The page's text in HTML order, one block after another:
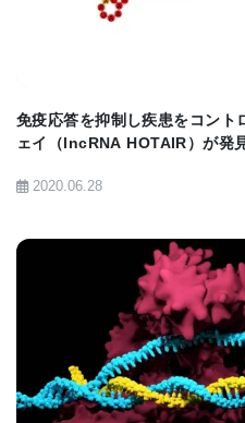
で、ナノ粒子または放射
ことが実証された。
腫瘍が消失したマウスに
を発症しないことが確認
がワクチンのように免疫
再導入された細胞を認識
したことを示唆している
ができたが、少なくとも
免疫応答を抑制し疾患をコント
ェイ（lncRNA HOTAIR）が発
2020.06.28